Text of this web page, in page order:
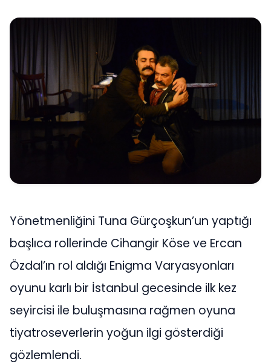
Yönetmenliğini Tuna Gürçoşkun’un yaptığı
başlıca rollerinde Cihangir Köse ve Ercan
Özdal’ın rol aldığı Enigma Varyasyonları
oyunu karlı bir İstanbul gecesinde ilk kez
seyircisi ile buluşmasına rağmen oyuna
tiyatroseverlerin yoğun ilgi gösterdiği
gözlemlendi.